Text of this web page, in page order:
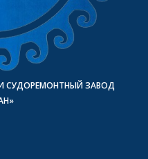
СУДОРЕМОНТНЫЙ ЗАВОД